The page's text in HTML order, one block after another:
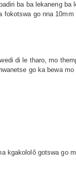
ba ba lekaneng
fokotswa go nna
di le tharo, mo
go ka bewa
kgakololô gotswa go